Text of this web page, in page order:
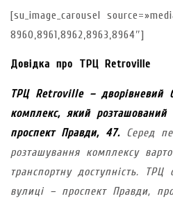
[su_image_carousel
8960,8961,8962,8963,8964″]
Довідка про ТРЦ Retroville
ТРЦ Retroville – дворівневий
комплекс, який
проспект Правди, 47. Серед
розташування комплексу
транспортну доступність. ТРЦ
вулиці – проспект Правди,